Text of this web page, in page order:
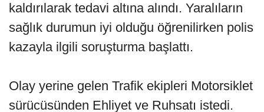
kaldırılarak tedavi altına alındı. Yaralıların
sağlık durumun iyi olduğu öğrenilirken polis
kazayla ilgili soruşturma başlattı.
Olay yerine gelen Trafik ekipleri Motorsiklet
sürücüsünden Ehliyet ve Ruhsatı istedi.